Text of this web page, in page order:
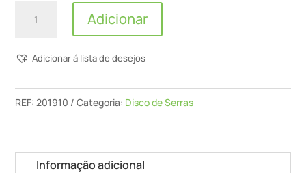
Quantidade
De
De
Dia4
Adicionar
Adicionar á lista de desejos
REF:201910 Categoria: Disco de Serras
Informação adicional